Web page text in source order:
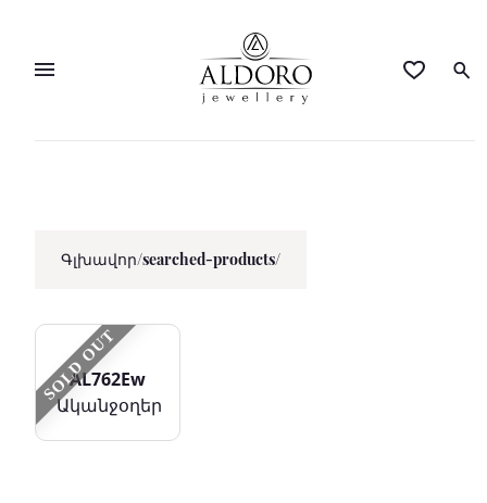
Գլխավոր/searched-products/
SOLD OUT
AL762Ew
Ականջօղեր